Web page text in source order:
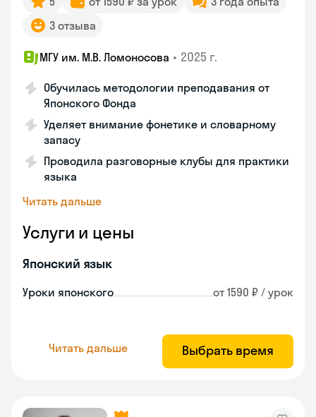
3 отзыва
МГУ им. М.В. Ломоносова • 2025 г.
Обучилась методологии преподавания от
Японского Фонда
Уделяет внимание фонетике и словарному
запасу
Проводила разговорные клубы для практики
языка
Читать дальше
Услуги и цены
Японский язык
Уроки японского от 1590 ₽ / урок
Читать дальше Выбрать время